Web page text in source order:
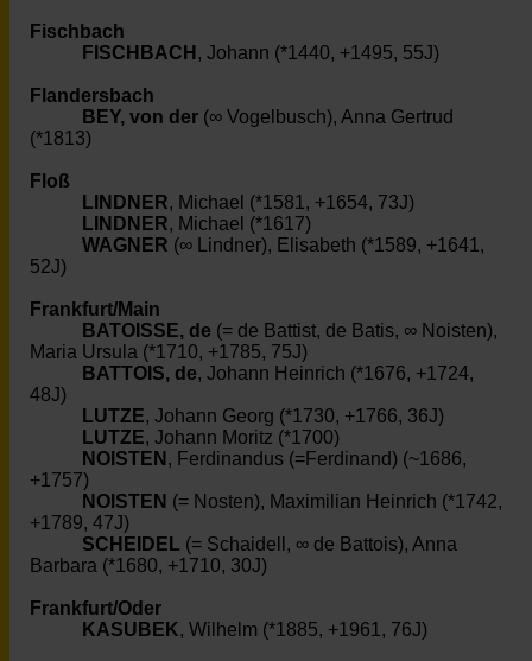
Fischbach
FISCHBACH , Johann (*1440, +1495, 55J)
Flandersbach
BEY, von der (∞ Vogelbusch), Anna Gertrud
(*1813)
Floß
LINDNER, Michael (*1581, +1654, 73J)
LINDNER, Michael (*1617)
WAGNER (∞ Lindner), Elisabeth (*1589, +1641,
52J)
Frankfurt/Main
BATOISSE, de (= de Battist, de Batis, ∞ Noisten),
Maria Ursula (*1710, +1785, 75J)
BATTOIS, de, Johann Heinrich (*1676, +1724,
48J)
LUTZE, Johann Georg (*1730, +1766, 36J)
LUTZE, Johann Moritz (*1700)
NOISTEN , Ferdinandus (=Ferdinand) (~1686,
+1757)
NOISTEN (= Nosten), Maximilian Heinrich (*1742,
+1789, 47J)
SCHEIDEL (= Schaidell, ∞ de Battois), Anna
Barbara (*1680, +1710, 30J)
Frankfurt/Oder
KASUBEK, Wilhelm (*1885, +1961, 76J)